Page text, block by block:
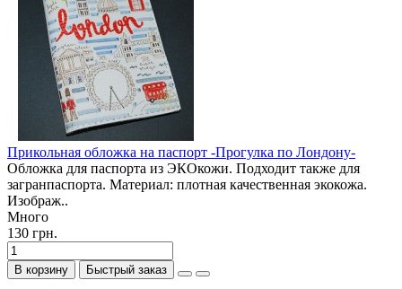
Прикольная обложка на паспорт -Прогулка по Лондону-
Обложка для паспорта из ЭКОкожи. Подходит также для
загранпаспорта. Материал: плотная качественная экокожа.
Изображ..
Много
130 грн.
В корзину Быстрый заказ